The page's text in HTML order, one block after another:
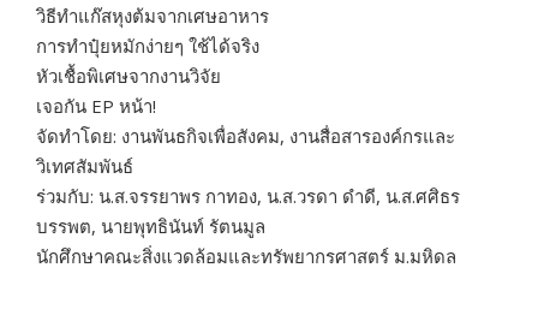
วิธีทำแก๊สหุงต้มจากเศษอาหาร
การทำปุ๋ยหมักง่ายๆ ใช้ได้จริง
หัวเชื้อพิเศษจากงานวิจัย
เจอกัน EP หน้า!
จัดทำโดย: งานพันธกิจเพื่อสังคม, งานสื่อสารองค์กรและ
วิเทศสัมพันธ์
ร่วมกับ: น.ส.จรรยาพร กาทอง, น.ส.วรดา ดำดี, น.ส.ศศิธร
บรรพต, นายพุทธินันท์ รัตนมูล
นักศึกษาคณะสิ่งแวดล้อมและทรัพยากรศาสตร์ ม.มหิดล